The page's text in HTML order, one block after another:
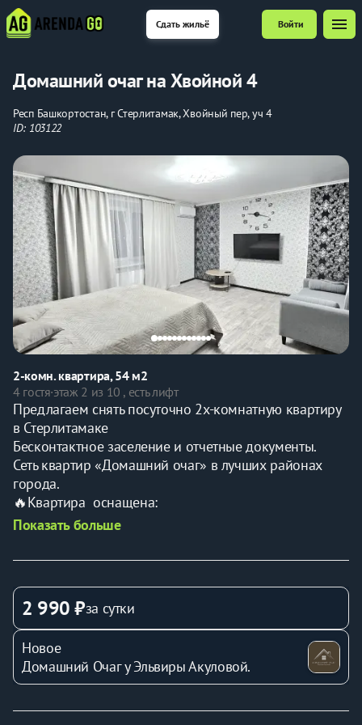
Сдать жильё Войти menu
Домашний очаг на Хвойной 4
Респ Башкортостан, г Стерлитамак, Хвойный пер, уч 4
ID: 103122
2-комн. квартира, 54 м2
4 гостя·этаж 2 из 10 , есть лифт
Предлагаем снять посуточно 2х-комнатную квартиру
в Стерлитамаке
Бесконтактное заселение и отчетные документы.
Сеть квартир «Домашний очаг» в лучших районах
города.
🔥Квартира  оснащена:
- двуспальная кровать, две односпальные кровати ,
- цифровое ТВ и высокоскоростной Wi-Fi
печь, чайник,посудомоечная машина)
- посуда, кухонные принадлежности
- стиральная машина
-кондиционер
- свежее постельное белье и полотенца, жидкое мыло
для рук
📍РЯДОМ РАСПОЛАГАЕТСЯ:
Показать больше
2 990 ₽за сутки
Новое
Домашний Очаг у Эльвиры Акуловой.